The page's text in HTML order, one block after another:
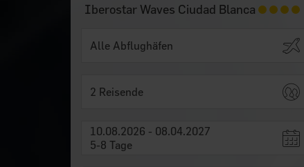
Iberostar Waves Ciudad Blanca
2 Reisende
10.08.2026 - 08.04.2027
5-8 Tage